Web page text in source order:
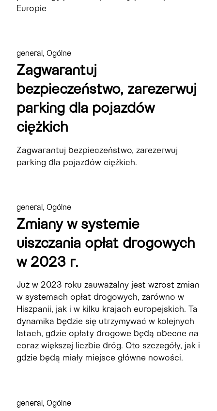
Europie
general, Ogólne
Zagwarantuj
bezpieczeństwo, zarezerwuj
parking dla pojazdów
ciężkich
Zagwarantuj bezpieczeństwo, zarezerwuj
parking dla pojazdów ciężkich.
general, Ogólne
Zmiany w systemie
uiszczania opłat drogowych
w 2023 r.
Już w 2023 roku zauważalny jest wzrost zmian
w systemach opłat drogowych, zarówno w
Hiszpanii, jak i w kilku krajach europejskich. Ta
dynamika będzie się utrzymywać w kolejnych
latach, gdzie opłaty drogowe będą obecne na
coraz większej liczbie dróg. Oto szczegóły, jak i
gdzie będą miały miejsce główne nowości.
general, Ogólne